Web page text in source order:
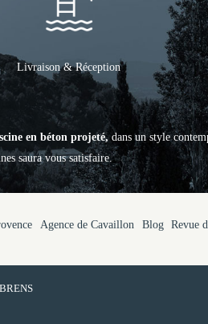
Livraison & Réception
en béton projeté,dans un style
saura vous satisfaire.
Agence de Cavaillon Blog Revue